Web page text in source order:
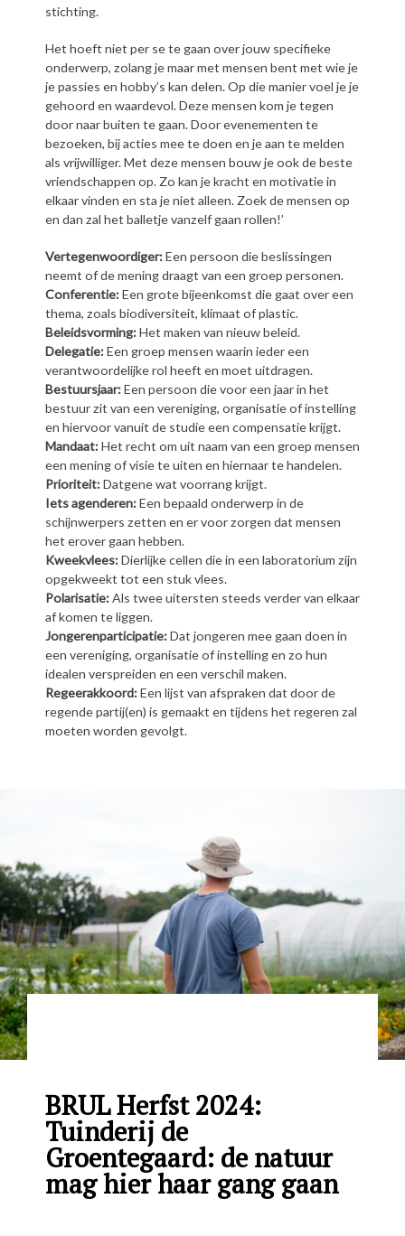
stichting.
Het hoeft niet per se te gaan over jouw specifieke
onderwerp, zolang je maar met mensen bent met wie je
je passies en hobby’s kan delen. Op die manier voel je je
gehoord en waardevol. Deze mensen kom je tegen
door naar buiten te gaan. Door evenementen te
bezoeken, bij acties mee te doen en je aan te melden
als vrijwilliger. Met deze mensen bouw je ook de beste
vriendschappen op. Zo kan je kracht en motivatie in
elkaar vinden en sta je niet alleen. Zoek de mensen op
en dan zal het balletje vanzelf gaan rollen!’
Vertegenwoordiger:Een persoon die beslissingen
neemt of de mening draagt van een groep personen.
Conferentie:Een grote bijeenkomst die gaat over een
thema, zoals biodiversiteit, klimaat of plastic.
Beleidsvorming:Het maken van nieuw beleid.
Delegatie:Een groep mensen waarin ieder een
verantwoordelijke rol heeft en moet uitdragen.
Bestuursjaar:Een persoon die voor een jaar in het
bestuur zit van een vereniging, organisatie of instelling
en hiervoor vanuit de studie een compensatie krijgt.
Mandaat:Het recht om uit naam van een groep mensen
een mening of visie te uiten en hiernaar te handelen.
Prioriteit:Datgene wat voorrang krijgt.
Iets agenderen:Een bepaald onderwerp in de
schijnwerpers zetten en er voor zorgen dat mensen
het erover gaan hebben.
Kweekvlees:Dierlijke cellen die in een laboratorium zijn
opgekweekt tot een stuk vlees.
Polarisatie:Als twee uitersten steeds verder van elkaar
af komen te liggen.
Jongerenparticipatie:Dat jongeren mee gaan doen in
een vereniging, organisatie of instelling en zo hun
idealen verspreiden en een verschil maken.
Regeerakkoord:Een lijst van afspraken dat door de
regende partij(en) is gemaakt en tijdens het regeren zal
moeten worden gevolgt.
BRUL Herfst 2024:
Tuinderij de
Groentegaard: de natuur
mag hier haar gang gaan